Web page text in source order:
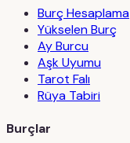
Burç Hesaplama
Yükselen Burç
Ay Burcu
Aşk Uyumu
Tarot Falı
Rüya Tabiri
Burçlar